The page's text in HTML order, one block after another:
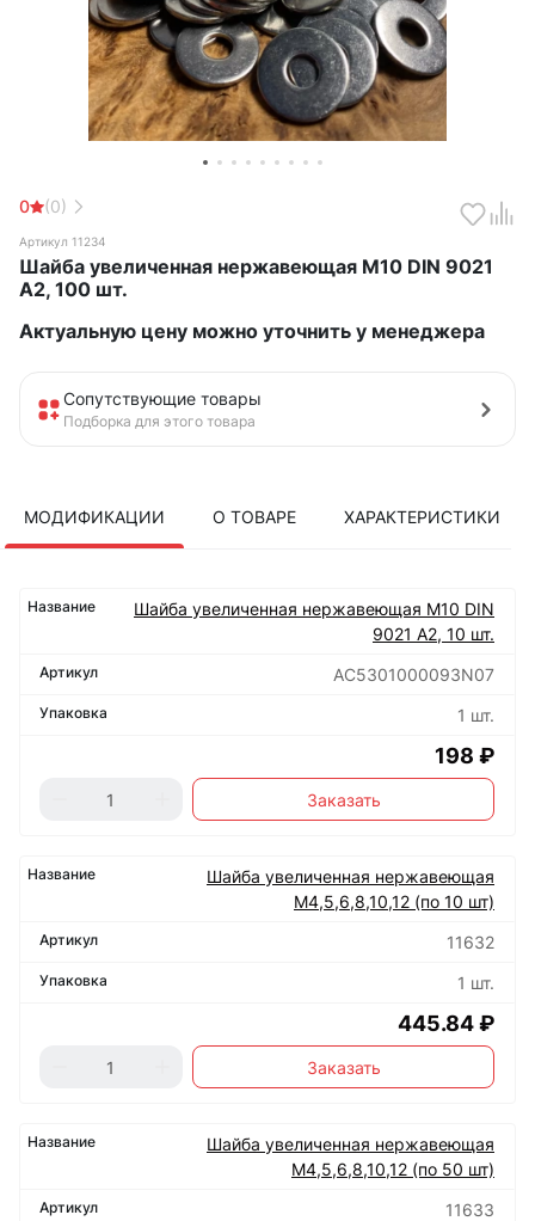
0 (0)
Артикул 11234
Шайба увеличенная нержавеющая М10 DIN 9021
А2, 100 шт.
Актуальную цену можно уточнить у менеджера
Сопутствующие товары
Подборка для этого товара
МОДИФИКАЦИИ О ТОВАРЕ ХАРАКТЕРИСТИКИ
Шайба увеличенная нержавеющая М10 DIN
9021 А2, 10 шт.
АС5301000093N07
1 шт.
198 ₽
Заказать
Шайба увеличенная нержавеющая
М4,5,6,8,10,12 (по 10 шт)
11632
1 шт.
445.84 ₽
Заказать
Шайба увеличенная нержавеющая
М4,5,6,8,10,12 (по 50 шт)
11633